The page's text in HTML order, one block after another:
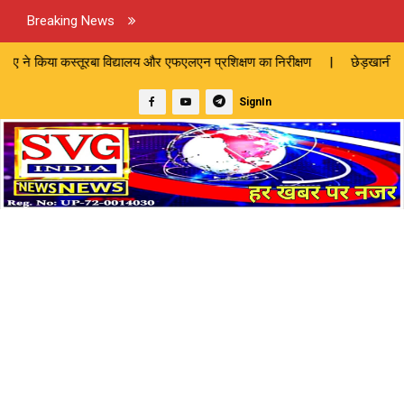
Breaking News
और एफएलएन प्रशिक्षण का निरीक्षण | छेड़खानी के आरोप में युवक को
SignIn